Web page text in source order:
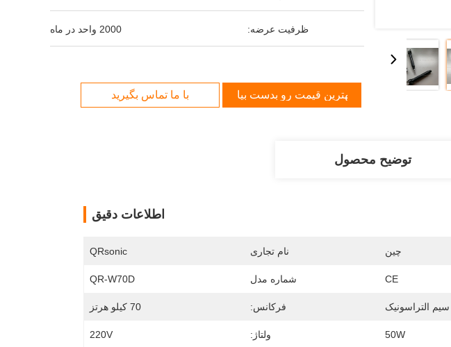
ظرفیت عرضه: 2000 واحد در ماه
بهترین قیمت رو بدست بیار با ما تماس بگیرید
توضیح محصول
اطلاعات دقیق
چين نام تجاری QRsonic
CE شماره مدل QR-W70D
التراسونیک فرکانس: 70 کیلو هرتز
50W ولتاژ: 220V